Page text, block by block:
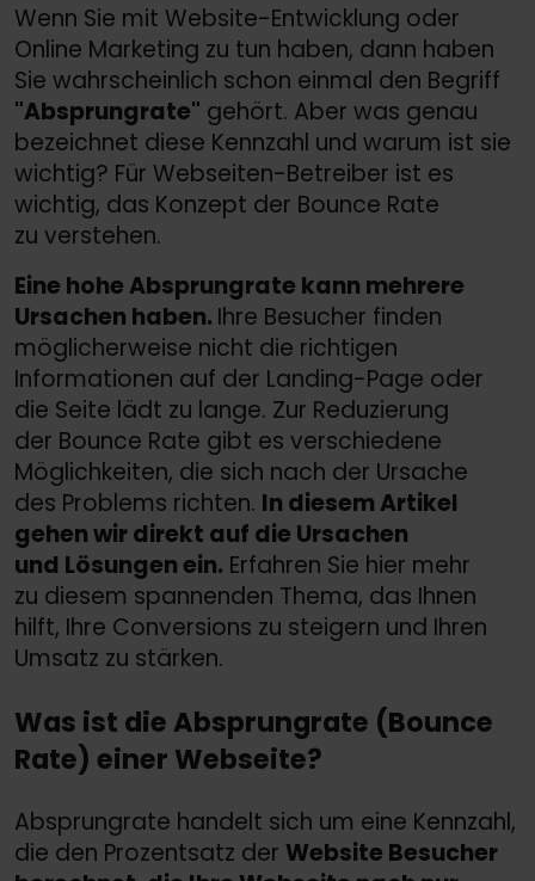
Wenn Sie mit Website-Entwicklung oder
Online Marketing zu tun haben, dann haben
Sie wahrscheinlich schon einmal den Begriff
"Absprungrate" gehört. Aber was genau
bezeichnet diese Kennzahl und warum ist sie
wichtig? Für Webseiten-Betreiber ist es
wichtig, das Konzept der Bounce Rate
zu verstehen.
Eine hohe Absprungrate kann mehrere
Ursachen haben. Ihre Besucher finden
möglicherweise nicht die richtigen
Informationen auf der Landing-Page oder
die Seite lädt zu lange. Zur Reduzierung
der Bounce Rate gibt es verschiedene
Möglichkeiten, die sich nach der Ursache
des Problems richten. In diesem Artikel
gehen wir direkt auf die Ursachen
und Lösungen ein. Erfahren Sie hier mehr
zu diesem spannenden Thema, das Ihnen
hilft, Ihre Conversions zu steigern und Ihren
Umsatz zu stärken.
Was ist die Absprungrate (Bounce
Rate) einer Webseite?
Absprungrate handelt sich um eine Kennzahl,
die den Prozentsatz der Website Besucher